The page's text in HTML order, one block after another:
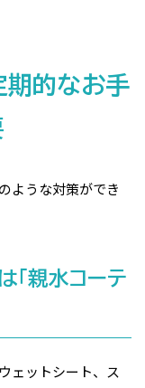
期的なお手
ような対策ができ
「親水コーテ
ェットシート、ス